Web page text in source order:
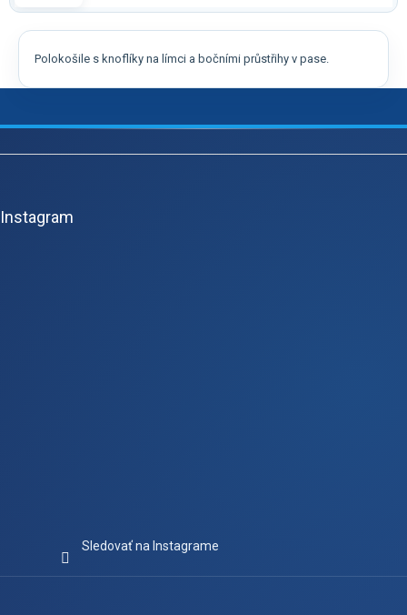
Polokošile s knoflíky na límci a bočními průstřihy v pase.
Z
Instagram
Sledovať na Instagrame